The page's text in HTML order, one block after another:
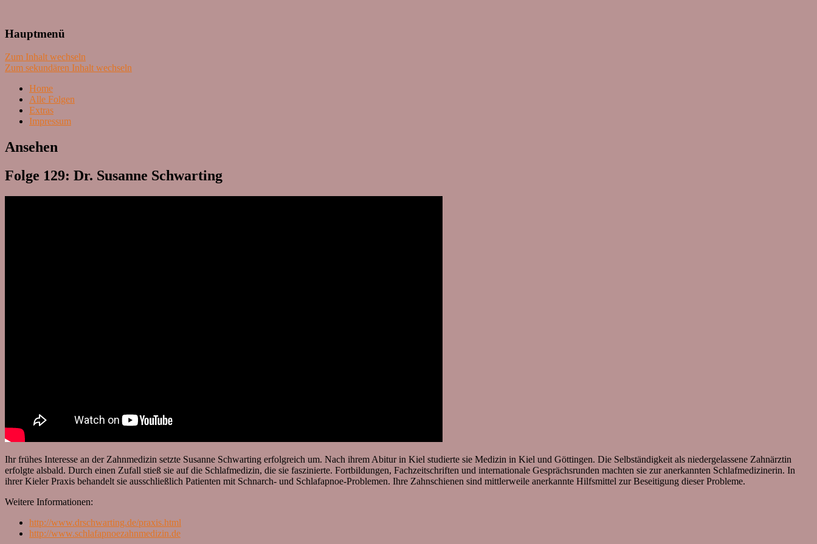
Lass mal schnacken!
Hauptmenü
Zum Inhalt wechseln
Zum sekundären Inhalt wechseln
Home
Alle Folgen
Extras
Impressum
Ansehen
Folge 129: Dr. Susanne Schwarting
Ihr frühes Interesse an der Zahnmedizin setzte Susanne Schwarting erfolgreich um. Nach ihrem Abitur in Kiel studierte sie Medizin in Kiel und Göttingen. Die Selbständigkeit als niedergelassene Zahnärztin
erfolgte alsbald. Durch einen Zufall stieß sie auf die Schlafmedizin, die sie faszinierte. Fortbildungen, Fachzeitschriften und internationale Gesprächsrunden machten sie zur anerkannten Schlafmedizinerin. In
ihrer Kieler Praxis behandelt sie ausschließlich Patienten mit Schnarch- und Schlafapnoe-Problemen. Ihre Zahnschienen sind mittlerweile anerkannte Hilfsmittel zur Beseitigung dieser Probleme.
Weitere Informationen:
http://www.drschwarting.de/praxis.html
http://www.schlafapnoezahnmedizin.de